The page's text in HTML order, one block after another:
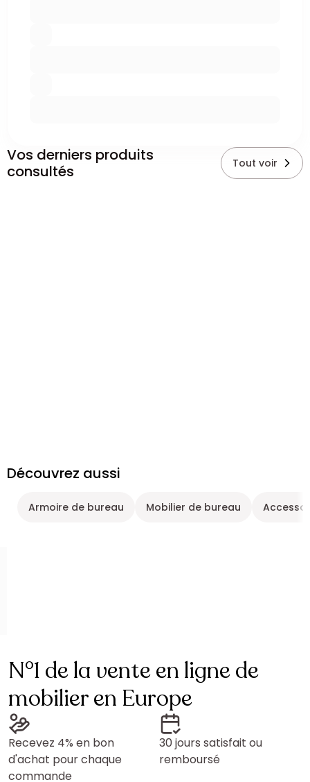
Vos derniers produits
consultés
Tout voir
Découvrez aussi
Armoire de bureau Mobilier de bureau
N°1 de la vente en ligne de
mobilier en Europe
Recevez 4% en bon
d'achat pour chaque
commande
30 jours satisfait ou
remboursé